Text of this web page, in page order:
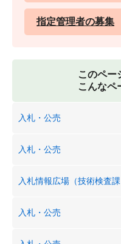
指定管理者の募集
このペー
こんなペ
入札・公売
入札・公売
入札情報広場（技術検査課
入札・公売